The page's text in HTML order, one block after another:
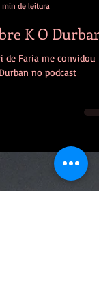
min de leitura
K O Durban
Faria me convidou
no podcast